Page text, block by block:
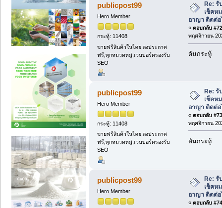
publicpost99
Hero Member
กระทู้: 11408
ขายฟรีสินค้าในไทย,ลงประกาศ
ฟรี,ทุกหมวดหมู่,เวบบอร์ดรองรับ
SEO
Re: รั
เช็คห
อาญา ติดต่อ
« ตอบกลับ
พฤศจิกายน
ดันกระทู้
publicpost99
Hero Member
กระทู้: 11408
ขายฟรีสินค้าในไทย,ลงประกาศ
ฟรี,ทุกหมวดหมู่,เวบบอร์ดรองรับ
SEO
Re: รั
เช็คห
อาญา ติดต่อ
« ตอบกลับ
พฤศจิกายน
ดันกระทู้
publicpost99
Hero Member
Re: รั
เช็คห
อาญา ติดต่อ
« ตอบกลับ